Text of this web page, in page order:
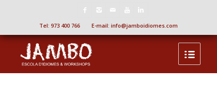
Tel: 973 400 766 E-mail: info@jamboidiomes.com